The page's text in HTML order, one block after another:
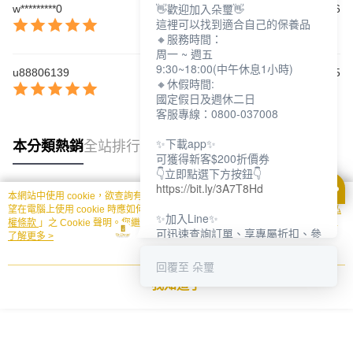
w*********0
2026/03/06
u88806139 2025/02/05
本分類熱銷全站排行
熱門標籤
本網站中使用 cookie，欲查詢有關本網站使用 cookie 方式之詳情，及若您不希
望在電腦上使用 cookie 時應如何變更電腦的 cookie 設定，請參閱本網站「
隱私
權條款 」之 Cookie 聲明。您繼續使用本網站即表示您同意本公司得按本網站使
用條款之 Cookie 聲明使用 cookie。
了解更多 >
我知道了
👋歡迎加入朵璽👋
這裡可以找到適合自己的保養品
🔸服務時間：
周一 ~ 週五
9:30~18:00(中午休息1小時)
🔸休假時間:
國定假日及週休二日
客服專線：0800-037008
✨下載app✨
可獲得新客$200折價券
👇立即點選下方按鈕👇
https://bit.ly/3A7T8Hd
✨加入Line✨
可迅速查詢訂單、享專屬折扣、參
👇立即點選下方按鈕👇
回覆至 朵璽